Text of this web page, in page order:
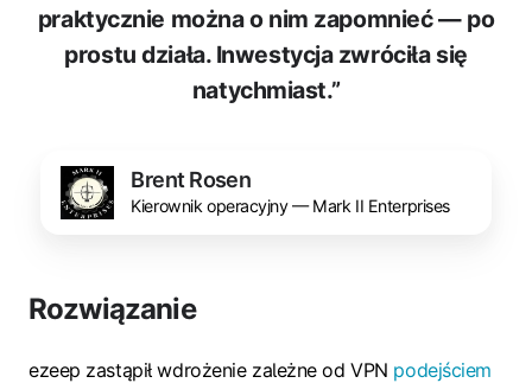
praktycznie można o nim zapomnieć — po
prostu działa. Inwestycja zwróciła się
natychmiast.”
Brent Rosen
Kierownik operacyjny — Mark II Enterprises
Rozwiązanie
ezeep zastąpił wdrożenie zależne od VPN podejściem